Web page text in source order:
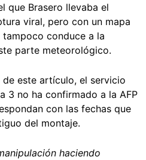
que Brasero llevaba el
viral, pero con un mapa
conduce a la
parte meteorológico.
este artículo, el servicio
3 no ha confirmado a la AFP
con las fechas que
del montaje.
haciendo